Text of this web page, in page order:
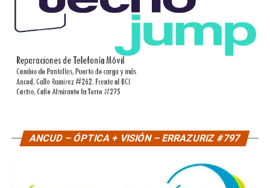
ANCUD – ÓPTICA + VISIÓN – ERRAZURIZ #797